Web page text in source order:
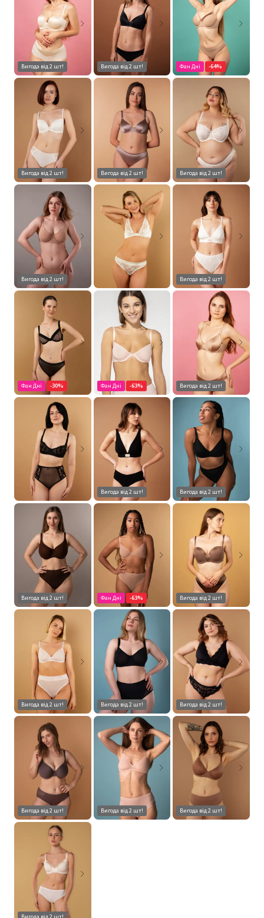
Вигода від 2 шт! Вигода від 2 шт! Фан Дні -64%
Вигода від 2 шт! Вигода від 2 шт! Вигода від 2 шт!
Вигода від 2 шт! Вигода від 2 шт!
Фан Дні -30% Фан Дні -63% Вигода від 2 шт!
Вигода від 2 шт! Вигода від 2 шт!
Вигода від 2 шт! Фан Дні -63% Вигода від 2 шт!
Вигода від 2 шт! Вигода від 2 шт! Вигода від 2 шт!
Вигода від 2 шт! Вигода від 2 шт! Вигода від 2 шт!